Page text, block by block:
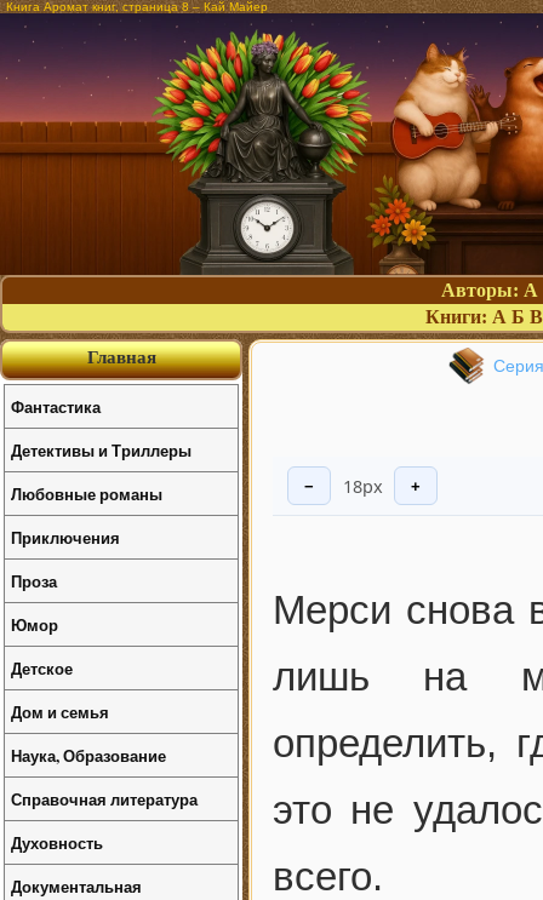
Книга Аромат книг, страница 8 – Кай Майер
Авторы: А
Книги: А Б В
− 18px +
Мерси снова
лишь на
определить,
это не
всего.
Главная
Фантастика
Детективы и Триллеры
Любовные романы
Приключения
Проза
Юмор
Детское
Дом и семья
Наука, Образование
Справочная литература
Духовность
Документальная